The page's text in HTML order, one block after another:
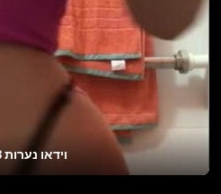
וידאו נערות E003